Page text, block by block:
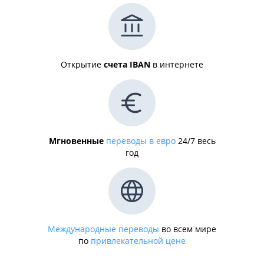
Открытие счета IBAN в интернете
Мгновенные переводы в евро24/7 весь
год
Международные переводы во всем мире
по привлекательной цене